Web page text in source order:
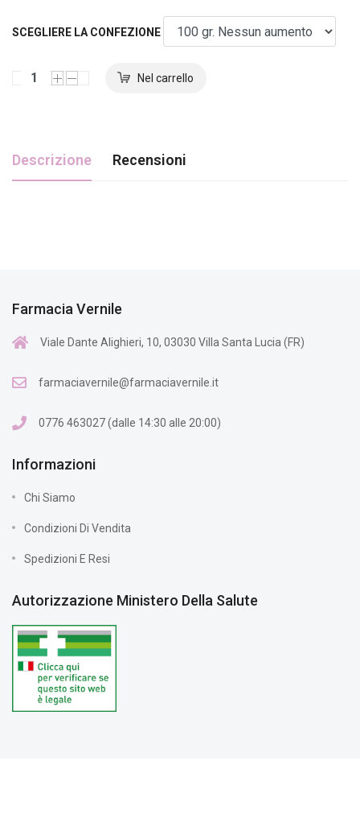
SCEGLIERE LA CONFEZIONE
Descrizione Recensioni
Farmacia Vernile
Viale Dante Alighieri, 10, 03030 Villa Santa Lucia (FR)
farmaciavernile@farmaciavernile.it
0776 463027 (dalle 14:30 alle 20:00)
Informazioni
Chi Siamo
Condizioni Di Vendita
Spedizioni E Resi
Autorizzazione Ministero Della Salute